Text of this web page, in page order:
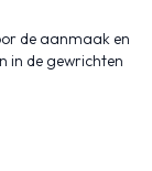
de aanmaak en
in de gewrichten